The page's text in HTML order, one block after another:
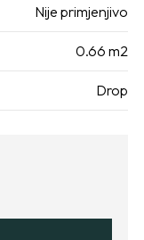
Nije primjenjivo
0.66 m2
Drop